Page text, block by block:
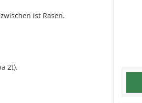
ist Rasen.
2t).